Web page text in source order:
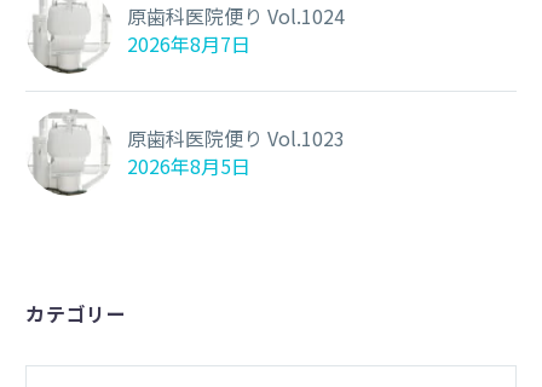
原歯科医院便り Vol.1024
2026年8月7日
原歯科医院便り Vol.1023
2026年8月5日
カテゴリー